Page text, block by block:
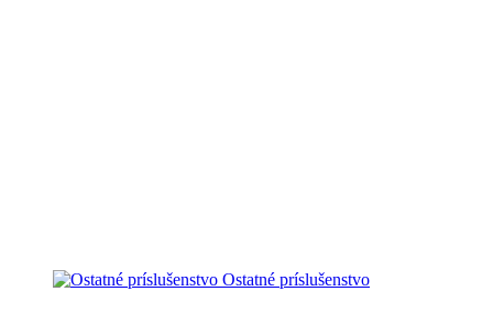
Ostatné príslušenstvo